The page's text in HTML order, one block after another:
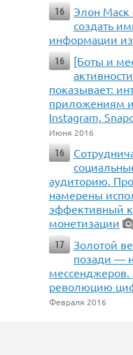
16
Элон Маск
создать
информации
16
[Боты и
показывает:
приложениям
Instagram,
Июня 2016
16
аудиторию.
намерены
эффективный
монетизации
17
Золотой
позади —
революцию
Февраля 2016